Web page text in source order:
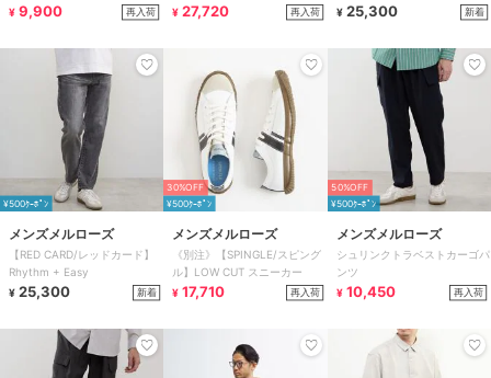
¥ 9,900 再入荷
ニム
¥ 27,720 再入荷
¥ 25,300 新着
¥500ｸｰﾎﾟﾝ
メンズメルローズ
【RED CARD/レッドカード】
Rhythm + Easy
¥ 25,300 新着
30%OFF
¥500ｸｰﾎﾟﾝ
メンズメルローズ
《別注》【SPINGLE/スピング
ル】LOW CUT スニーカー
¥ 17,710 再入荷
50%OFF
¥500ｸｰﾎﾟﾝ
メンズメルローズ
シュリンクトラベストカーゴパ
ンツ
¥ 10,450 再入荷